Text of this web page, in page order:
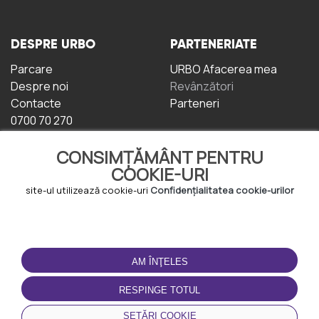
CONSIMȚĂMÂNT PENTRU
COOKIE-URI
site-ul utilizează cookie-uri Confidențialitatea cookie-urilor
AM ÎNŢELES
RESPINGE TOTUL
SETĂRI COOKIE
DESPRE URBO
Parcare
Despre noi
Contacte
0700 70 270
PARTENERIATE
URBO Afacerea mea
Revânzători
Parteneri
TERMENI DE UTILIZARE
Termeni și condiții
Politica de
Confidențialitate
Politica de cookie-uri
DESCĂRCAȚI
APLICAȚIA